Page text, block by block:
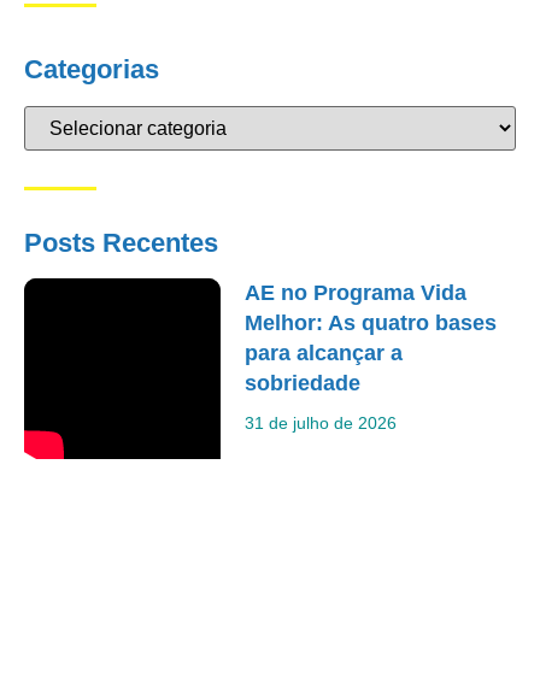
Categorias
Posts Recentes
AE no Programa Vida
Melhor: As quatro bases
para alcançar a
sobriedade
31 de julho de 2026